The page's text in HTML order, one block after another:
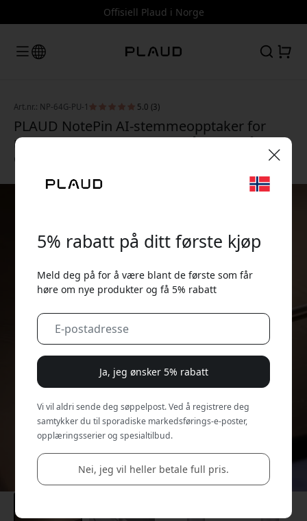
Offisiell Plaud i Norge
Art.nr.: NP-64G-PU-1 5.0 (3)
PLAUD NotePin AI-stemmeopptaker for
møter med transkribering på 112 språk, 64
GB og Apple Find My - Solnedgang lilla
5% rabatt på ditt første kjøp
Meld deg på for å være blant de første som får
høre om nye produkter og få 5% rabatt
Ja, jeg ønsker 5% rabatt
Vi vil aldri sende deg søppelpost. Ved å registrere deg
samtykker du til sporadiske markedsførings-e-poster,
opplæringsserier og spesialtilbud.
Nei, jeg vil heller betale full pris.
🎉 Din rabattkode:
Bruk denne koden i kassen for å få 5% rabatt.